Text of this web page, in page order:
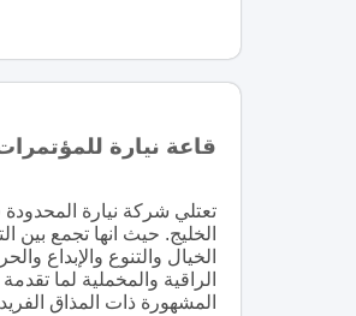
قاعة نيارة
تعتلي شركة نيارة
الخليج. حيث انها تجمع بين
الخيال والتنوع والإبداع
الراقية والمخملية لما
المشهورة ذات المذاق